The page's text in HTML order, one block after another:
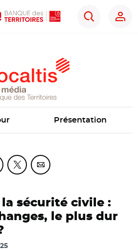
Rechercher
Présentation
cette page sur Facebook
cette page sur Linkedin
Partager cette page sur Twitter
Partager cette page sur
la sécurité civile :
le plus dur